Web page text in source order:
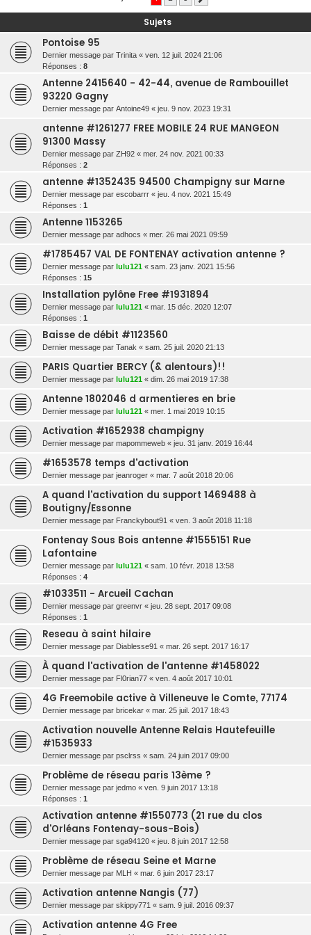
r
Sujets
Pontoise 95
Dernier message par Trinita « ven. 12 juil. 2024 21:06
Réponses : 8
Antenne 2415640 - 42-44, avenue de Rambouillet
93220 Gagny
Dernier message par Antoine49 « jeu. 9 nov. 2023 19:31
antenne #1261277 FREE MOBILE 24 RUE MANGEON
91300 Massy
Dernier message par ZH92 « mer. 24 nov. 2021 00:33
Réponses : 2
antenne #1352435 94500 Champigny sur Marne
Dernier message par escobarrr « jeu. 4 nov. 2021 15:49
Réponses : 1
Antenne 1153265
Dernier message par adhocs « mer. 26 mai 2021 09:59
#1785457 VAL DE FONTENAY activation antenne ?
Dernier message par lulu121 « sam. 23 janv. 2021 15:56
Réponses : 15
Installation pylône Free #1931894
Dernier message par lulu121 « mar. 15 déc. 2020 12:07
Réponses : 1
Baisse de débit #1123560
Dernier message par Tanak « sam. 25 juil. 2020 21:13
PARIS Quartier BERCY (& alentours)!!
Dernier message par lulu121 « dim. 26 mai 2019 17:38
Antenne 1802046 d armentieres en brie
Dernier message par lulu121 « mer. 1 mai 2019 10:15
Activation #1652938 champigny
Dernier message par mapommeweb « jeu. 31 janv. 2019 16:44
#1653578 temps d'activation
Dernier message par jeanroger « mar. 7 août 2018 20:06
A quand l'activation du support 1469488 à
Boutigny/Essonne
Dernier message par Franckybout91 « ven. 3 août 2018 11:18
Fontenay Sous Bois antenne #1555151 Rue
Lafontaine
Dernier message par lulu121 « sam. 10 févr. 2018 13:58
Réponses : 4
#1033511 - Arcueil Cachan
Dernier message par greenvr « jeu. 28 sept. 2017 09:08
Réponses : 1
Reseau à saint hilaire
Dernier message par Diablesse91 « mar. 26 sept. 2017 16:17
À quand l'activation de l'antenne #1458022
Dernier message par Fl0rian77 « ven. 4 août 2017 10:01
4G Freemobile active à Villeneuve le Comte, 77174
Dernier message par bricekar « mar. 25 juil. 2017 18:43
Activation nouvelle Antenne Relais Hautefeuille
#1535933
Dernier message par psclrss « sam. 24 juin 2017 09:00
Problème de réseau paris 13ème ?
Dernier message par jedmo « ven. 9 juin 2017 13:18
Réponses : 1
Activation antenne #1550773 (21 rue du clos
d'Orléans Fontenay-sous-Bois)
Dernier message par sga94120 « jeu. 8 juin 2017 12:58
Problème de réseau Seine et Marne
Dernier message par MLH « mar. 6 juin 2017 23:17
Activation antenne Nangis (77)
Dernier message par skippy771 « sam. 9 juil. 2016 09:37
Activation antenne 4G Free